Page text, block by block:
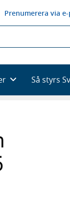
Prenumerera via
Så styrs